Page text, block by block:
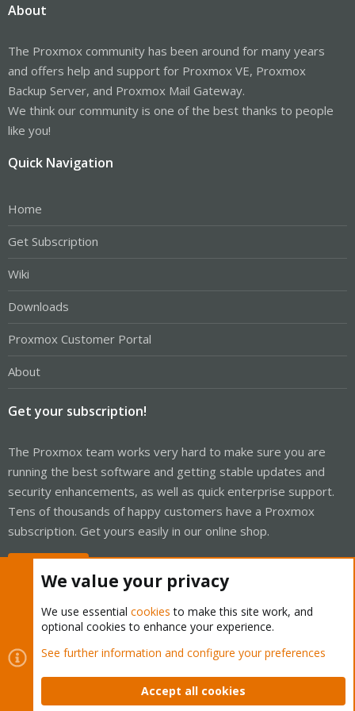
About
The Proxmox community has been around for many years
and offers help and support for Proxmox VE, Proxmox
Backup Server, and Proxmox Mail Gateway.
We think our community is one of the best thanks to people
like you!
Quick Navigation
Home
Get Subscription
Wiki
Downloads
Proxmox Customer Portal
About
Get your subscription!
The Proxmox team works very hard to make sure you are
running the best software and getting stable updates and
security enhancements, as well as quick enterprise support.
Tens of thousands of happy customers have a Proxmox
subscription. Get yours easily in our online shop.
Cookies
Proxmox Support Forum - Light Mode
Contact us
Terms and rules Privacy policy Help Home
We value your privacy
We use essential cookies to make this site work, and
optional cookies to enhance your experience.
See further information and configure your preferences
Accept all cookies